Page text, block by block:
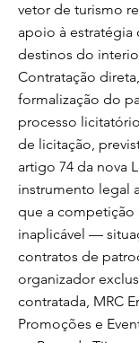
vetor de turismo
apoio à estratégia
destinos do
Contratação
formalização do
processo
de licitação,
artigo 74 da nova
instrumento legal
que a competição
inaplicável —
contratos de
organizador
contratada, MRC
Promoções e